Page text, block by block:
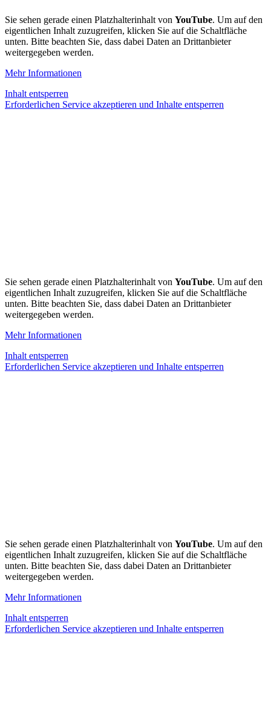
Sie sehen gerade einen Platzhalterinhalt von YouTube. Um auf den
eigentlichen Inhalt zuzugreifen, klicken Sie auf die Schaltfläche
unten. Bitte beachten Sie, dass dabei Daten an Drittanbieter
weitergegeben werden.
Mehr Informationen
Inhalt entsperren
Erforderlichen Service akzeptieren und Inhalte entsperren
Sie sehen gerade einen Platzhalterinhalt von YouTube. Um auf den
eigentlichen Inhalt zuzugreifen, klicken Sie auf die Schaltfläche
unten. Bitte beachten Sie, dass dabei Daten an Drittanbieter
weitergegeben werden.
Mehr Informationen
Inhalt entsperren
Erforderlichen Service akzeptieren und Inhalte entsperren
Sie sehen gerade einen Platzhalterinhalt von YouTube. Um auf den
eigentlichen Inhalt zuzugreifen, klicken Sie auf die Schaltfläche
unten. Bitte beachten Sie, dass dabei Daten an Drittanbieter
weitergegeben werden.
Mehr Informationen
Inhalt entsperren
Erforderlichen Service akzeptieren und Inhalte entsperren